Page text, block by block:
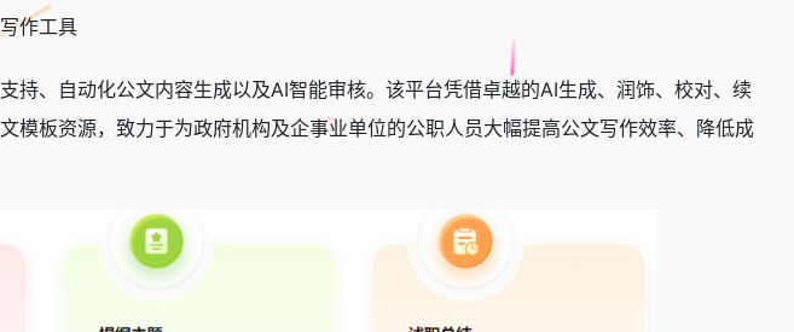
作工具
持、自动化公文内容生成以及AI智能审核。该平台凭借卓越的AI生成、润饰、校对、续
模板资源，致力于为政府机构及企事业单位的公职人员大幅提高公文写作效率、降低成